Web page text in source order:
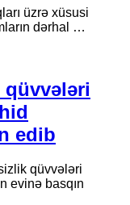
üzrə xüsusi
dərhal …
qüvvələri
edib
qüvvələri
evinə basqın